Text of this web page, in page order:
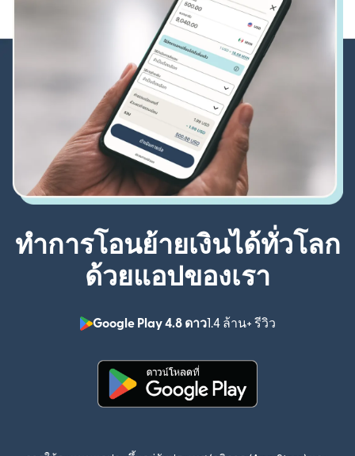
ทำการโอนย้ายเงินได้ทั่วโลก
ด้วยแอปของเรา
Google Play 4.8 ดาว1.4 ล้าน+ รีวิว
(เปิดในหน้าต่